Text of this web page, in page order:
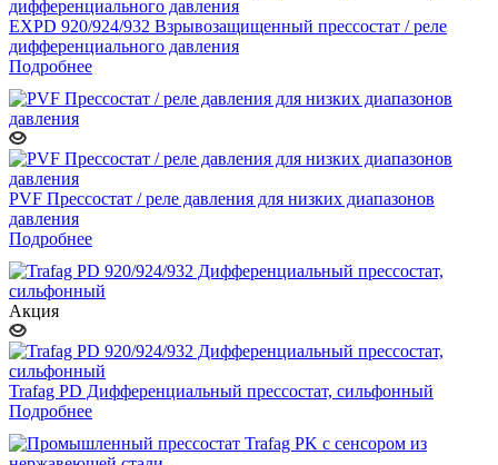
EXPD 920/924/932 Взрывозащищенный прессостат / реле
дифференциального давления
Подробнее
PVF Прессостат / реле давления для низких диапазонов
давления
Подробнее
Акция
Trafag PD Дифференциальный прессостат, сильфонный
Подробнее